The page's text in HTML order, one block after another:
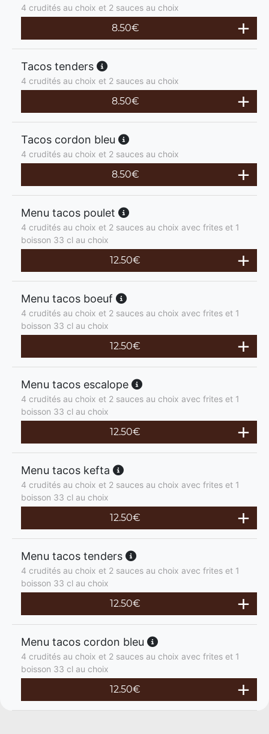
4 crudités au choix et 2 sauces au choix
8.50€
Tacos tenders
4 crudités au choix et 2 sauces au choix
8.50€
Tacos cordon bleu
4 crudités au choix et 2 sauces au choix
8.50€
Menu tacos poulet
4 crudités au choix et 2 sauces au choix avec frites et 1
boisson 33 cl au choix
12.50€
Menu tacos boeuf
4 crudités au choix et 2 sauces au choix avec frites et 1
boisson 33 cl au choix
12.50€
Menu tacos escalope
4 crudités au choix et 2 sauces au choix avec frites et 1
boisson 33 cl au choix
12.50€
Menu tacos kefta
4 crudités au choix et 2 sauces au choix avec frites et 1
boisson 33 cl au choix
12.50€
Menu tacos tenders
4 crudités au choix et 2 sauces au choix avec frites et 1
boisson 33 cl au choix
12.50€
Menu tacos cordon bleu
4 crudités au choix et 2 sauces au choix avec frites et 1
boisson 33 cl au choix
12.50€